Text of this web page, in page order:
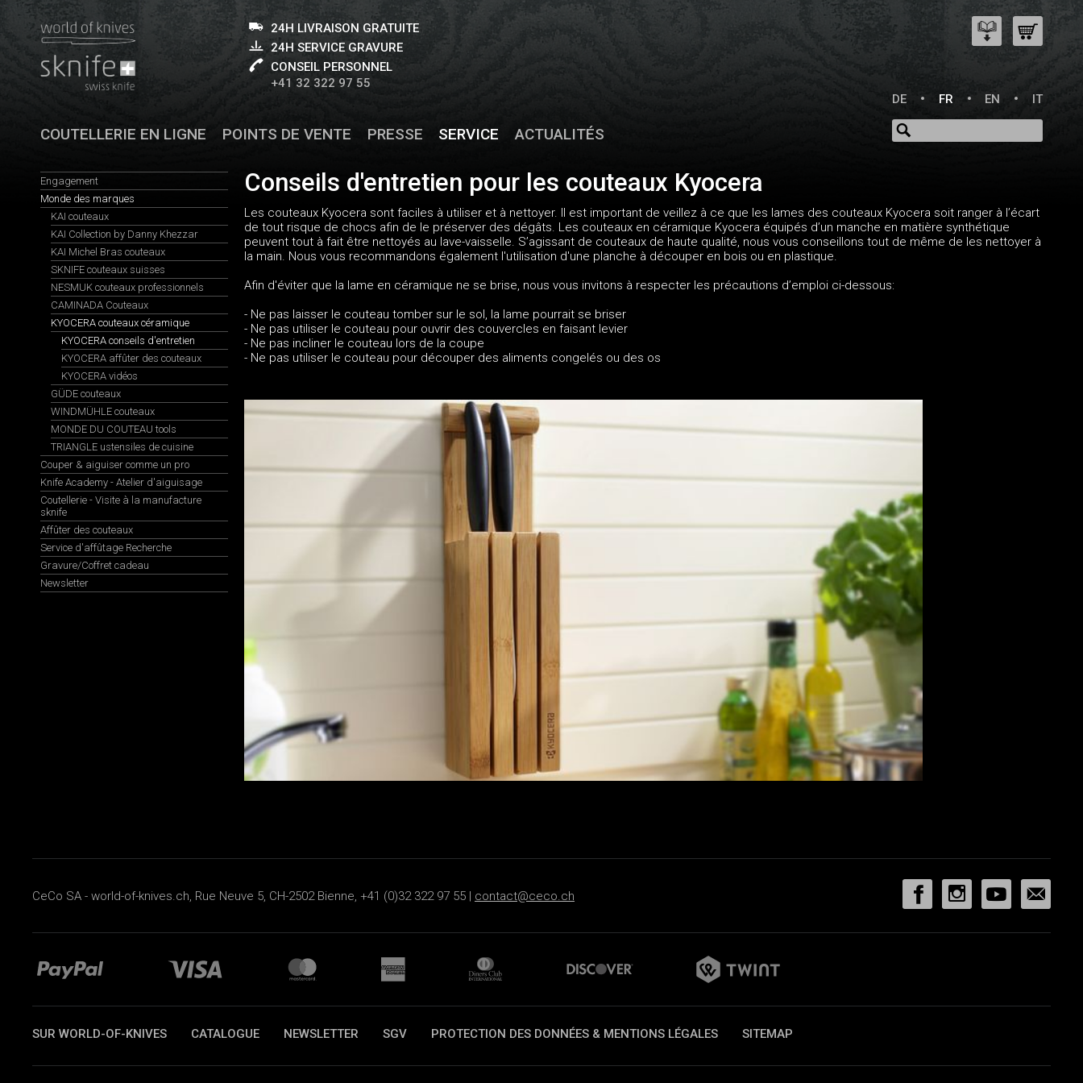
24H LIVRAISON GRATUITE
24H SERVICE GRAVURE
CONSEIL PERSONNEL
+41 32 322 97 55
DE
FR EN IT
COUTELLERIE EN LIGNE POINTS DE VENTE PRESSE SERVICE ACTUALITÉS
Engagement
Monde des marques
KAI couteaux
KAI Collection by Danny Khezzar
KAI Michel Bras couteaux
SKNIFE couteaux suisses
NESMUK couteaux professionnels
CAMINADA Couteaux
KYOCERA couteaux céramique
KYOCERA conseils d'entretien
KYOCERA affûter des couteaux
KYOCERA vidéos
GÜDE couteaux
WINDMÜHLE couteaux
MONDE DU COUTEAU tools
TRIANGLE ustensiles de cuisine
Couper & aiguiser comme un pro
Knife Academy - Atelier d'aiguisage
Coutellerie - Visite à la manufacture
sknife
Affûter des couteaux
Service d'affûtage Recherche
Gravure/Coffret cadeau
Newsletter
Conseils d'entretien pour les couteaux Kyocera
Les couteaux Kyocera sont faciles à utiliser et à nettoyer. Il est important de veillez à ce que les lames des couteaux Kyocera soit ranger à l’écart
de tout risque de chocs afin de le préserver des dégâts. Les couteaux en céramique Kyocera équipés d’un manche en matière synthétique
peuvent tout à fait être nettoyés au lave-vaisselle. S’agissant de couteaux de haute qualité, nous vous conseillons tout de même de les nettoyer à
la main. Nous vous recommandons également l'utilisation d'une planche à découper en bois ou en plastique.
Afin d'éviter que la lame en céramique ne se brise, nous vous invitons à respecter les précautions d’emploi ci-dessous:
- Ne pas laisser le couteau tomber sur le sol, la lame pourrait se briser
- Ne pas utiliser le couteau pour ouvrir des couvercles en faisant levier
- Ne pas incliner le couteau lors de la coupe
- Ne pas utiliser le couteau pour découper des aliments congelés ou des os
CeCo SA - world-of-knives.ch, Rue Neuve 5, CH-2502 Bienne, +41 (0)32 322 97 55 | contact@ceco.ch
SUR WORLD-OF-KNIVES CATALOGUE NEWSLETTER SGV PROTECTION DES DONNÉES & MENTIONS LÉGALES SITEMAP